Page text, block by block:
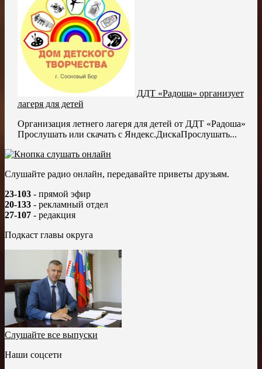
ДДТ «Радоша» организует
лагеря для детей
Организация летнего лагеря для детей от ДДТ «Радоша»
Прослушать или скачать с Яндекс.ДискаПрослушать...
Слушайте радио онлайн, передавайте приветы друзьям.
23-103 - прямой эфир
20-133 - рекламный отдел
27-107 - редакция
Подкаст главы округа
Слушайте все выпуски
Наши соцсети